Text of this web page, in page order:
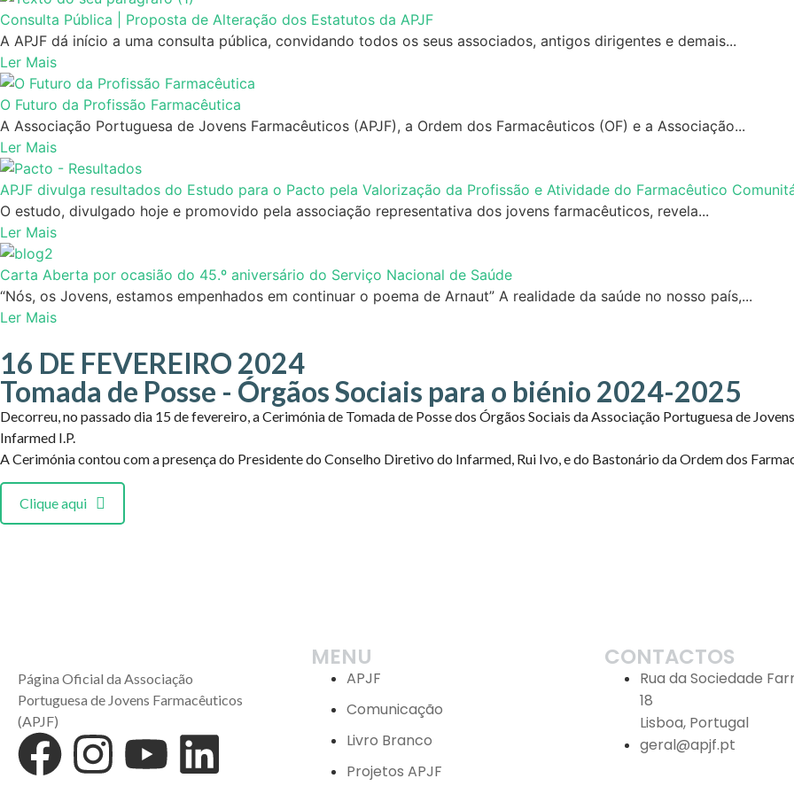
Consulta Pública | Proposta de Alteração dos Estatutos da APJF
A APJF dá início a uma consulta pública, convidando todos os seus associados, antigos dirigentes e demais...
Ler Mais
O Futuro da Profissão Farmacêutica
A Associação Portuguesa de Jovens Farmacêuticos (APJF), a Ordem dos Farmacêuticos (OF) e a Associação...
Ler Mais
APJF divulga resultados do Estudo para o Pacto pela Valorização da Profissão e Atividade do Farmacêutico
O estudo, divulgado hoje e promovido pela associação representativa dos jovens farmacêuticos, revela...
Ler Mais
Carta Aberta por ocasião do 45.º aniversário do Serviço Nacional de Saúde
“Nós, os Jovens, estamos empenhados em continuar o poema de Arnaut” A realidade da saúde no nosso país,...
Ler Mais
16 DE FEVEREIRO 2024
Tomada de Posse - Órgãos Sociais para o biénio 2024-2025
Decorreu, no passado dia 15 de fevereiro, a Cerimónia de Tomada de Posse dos Órgãos Sociais da Associação Portuguesa de
Infarmed I.P.
A Cerimónia contou com a presença do Presidente do Conselho Diretivo do Infarmed, Rui Ivo, e do Bastonário da Ordem dos
Clique aqui
Página Oficial da Associação
Portuguesa de Jovens Farmacêuticos
(APJF)
MENU
APJF
Comunicação
Livro Branco
Projetos APJF
CONTACTOS
Rua da Sociedade
18
Lisboa, Portugal
geral@apjf.pt